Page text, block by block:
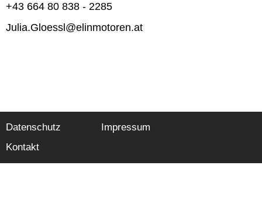
+43 664 80 838 - 2285
Julia.Gloessl@elinmotoren.at
Datenschutz
Impressum
Kontakt